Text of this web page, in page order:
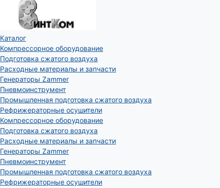
Каталог
Компрессорное оборудование
Подготовка сжатого воздуха
Расходные материалы и запчасти
Генераторы Zammer
Пневмоинструмент
Промышленная подготовка сжатого воздуха
Рефрижераторные осушители
Компрессорное оборудование
Подготовка сжатого воздуха
Расходные материалы и запчасти
Генераторы Zammer
Пневмоинструмент
Промышленная подготовка сжатого воздуха
Рефрижераторные осушители